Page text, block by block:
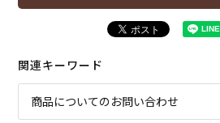
関連キーワード
商品についてのお問い合わせ